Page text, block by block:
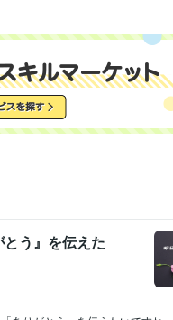
とう』を伝えた